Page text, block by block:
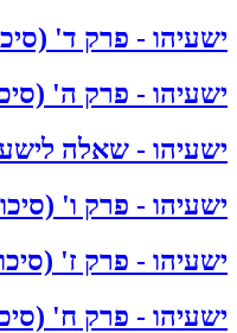
ישעיהו - פרק ד'
ישעיהו - פרק ה'
ישעיהו - שאלה
ישעיהו - פרק ו'
ישעיהו - פרק ז'
ישעיהו - פרק ח'